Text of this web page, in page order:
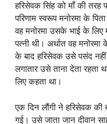
हरिसेवक सिंह को माँ की तरह
परिणाम स्वरूप मनोरमा के
वह मनोरमा उसके भाई के लिए
पत्नी थी। अर्थात वह
के बाद हरिसेवक उसे पसंद
लगातार उसे ताना देता रहता
लिए कहता था।
एक दिन लौंगी ने हरिसेवक की
गई। उसे जाता जान दीवान